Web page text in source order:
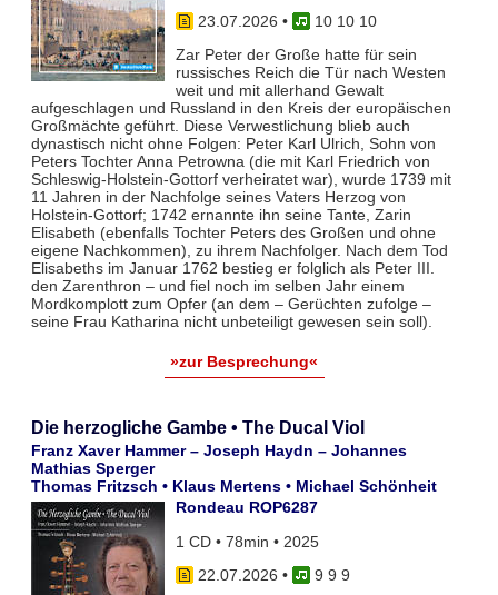
23.07.2026 •
10 10 10
Zar Peter der Große hatte für sein
russisches Reich die Tür nach Westen
weit und mit allerhand Gewalt
aufgeschlagen und Russland in den Kreis der europäischen
Großmächte geführt. Diese Verwestlichung blieb auch
dynastisch nicht ohne Folgen: Peter Karl Ulrich, Sohn von
Peters Tochter Anna Petrowna (die mit Karl Friedrich von
Schleswig-Holstein-Gottorf verheiratet war), wurde 1739 mit
11 Jahren in der Nachfolge seines Vaters Herzog von
Holstein-Gottorf; 1742 ernannte ihn seine Tante, Zarin
Elisabeth (ebenfalls Tochter Peters des Großen und ohne
eigene Nachkommen), zu ihrem Nachfolger. Nach dem Tod
Elisabeths im Januar 1762 bestieg er folglich als Peter III.
den Zarenthron – und fiel noch im selben Jahr einem
Mordkomplott zum Opfer (an dem – Gerüchten zufolge –
seine Frau Katharina nicht unbeteiligt gewesen sein soll).
»zur Besprechung«
Die herzogliche Gambe • The Ducal Viol
Franz Xaver Hammer – Joseph Haydn – Johannes
Mathias Sperger
Thomas Fritzsch • Klaus Mertens • Michael Schönheit
Rondeau ROP6287
1 CD • 78min • 2025
22.07.2026 •
9 9 9